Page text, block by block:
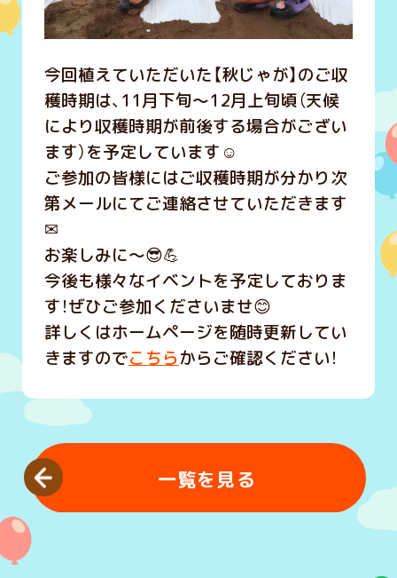
今回植えていただいた【秋じゃが】のご収
穫時期は、11月下旬～12月上旬頃（天候
により収穫時期が前後する場合がござい
ます）を予定しています☺️
ご参加の皆様にはご収穫時期が分かり次
第メールにてご連絡させていただきます
✉
お楽しみに～😎💪
今後も様々なイベントを予定しておりま
す！ぜひご参加くださいませ😊
詳しくはホームページを随時更新してい
きますのでこちらからご確認ください！
一覧を見る